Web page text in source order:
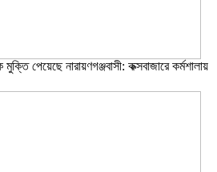
পেয়েছে নারায়ণগঞ্জবাসী: কক্সবাজারে কর্মশালায়